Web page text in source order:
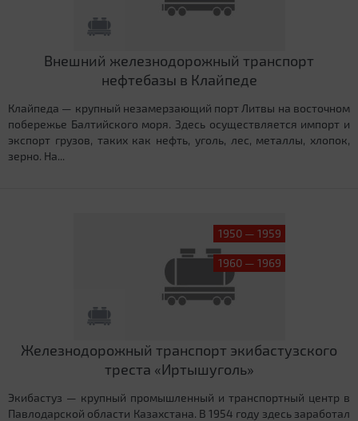
Внешний железнодорожный транспорт
нефтебазы в Клайпеде
Клайпеда — крупный незамерзающий порт Литвы на восточном
побережье Балтийского моря. Здесь осуществляется импорт и
экспорт грузов, таких как нефть, уголь, лес, металлы, хлопок,
зерно. На...
1950 — 1959
1960 — 1969
Железнодорожный транспорт экибастузского
треста «Иртышуголь»
Экибастуз — крупный промышленный и транспортный центр в
Павлодарской области Казахстана. В 1954 году здесь заработал